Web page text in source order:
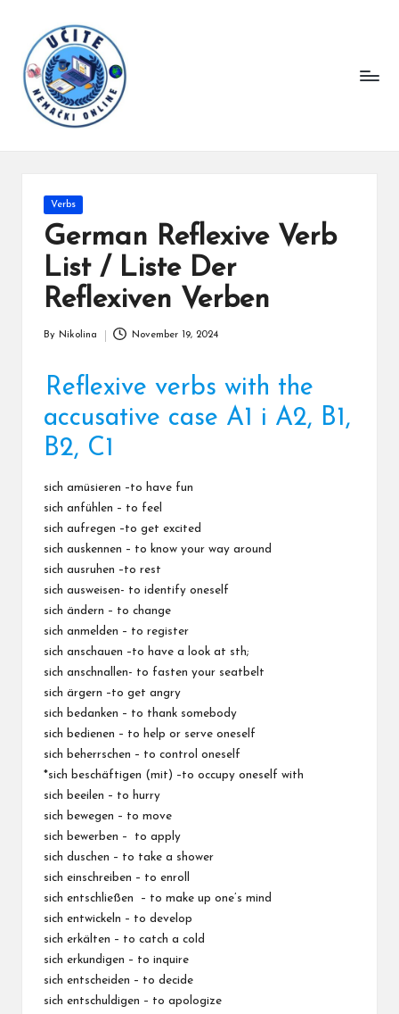
content
L
e
a
Master
German
effortlessly
with
our
language
Posted
Verbs
German Reflexive Verb
List / Liste Der
Reflexiven Verben
By Nikolina November 19, 2024
Reflexive verbs with the
accusative case A1 i A2, B1,
B2, C1
sich amüsieren –to have fun
sich anfühlen – to feel
sich aufregen –to get excited
sich auskennen – to know your way around
sich ausruhen –to rest
sich ausweisen- to identify oneself
sich ändern – to change
sich anmelden – to register
sich anschauen –to have a look at sth;
sich anschnallen- to fasten your seatbelt
sich ärgern –to get angry
sich bedanken – to thank somebody
sich bedienen – to help or serve oneself
sich beherrschen – to control oneself
*sich beschäftigen (mit) –to occupy oneself with
sich beeilen – to hurry
sich bewegen – to move
sich bewerben – to apply
sich duschen – to take a shower
sich einschreiben – to enroll
sich entschließen – to make up one’s mind
sich entwickeln – to develop
sich erkälten – to catch a cold
sich erkundigen – to inquire
sich entscheiden – to decide
sich entschuldigen – to apologize